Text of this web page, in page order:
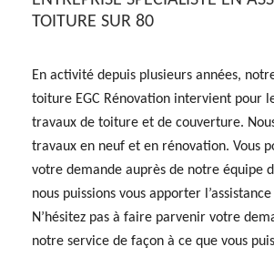
TOITURE SUR 80
En activité depuis plusieurs années,
toiture EGC Rénovation intervient pour
travaux de toiture et de couverture.
travaux en neuf et en rénovation. Vous
votre demande auprès de notre équipe
nous puissions vous apporter
N’hésitez pas à faire parvenir votre
notre service de façon à ce que vous